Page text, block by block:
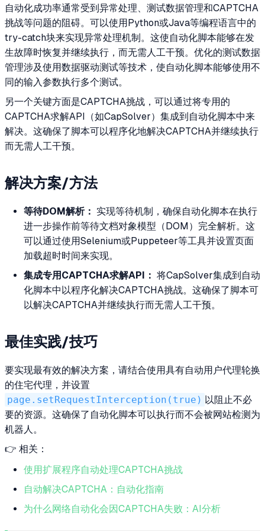
自动化成功率通常受到异常处理、测试数据管理和CAPTCHA
挑战等问题的阻碍。可以使用Python或Java等编程语言中的
try-catch块来实现异常处理机制。这使自动化脚本能够在发
生故障时恢复并继续执行，而无需人工干预。优化的测试数据
管理涉及使用数据驱动测试等技术，使自动化脚本能够使用不
同的输入参数执行多个测试。
另一个关键方面是CAPTCHA挑战，可以通过将专用的
CAPTCHA求解API（如CapSolver）集成到自动化脚本中来
解决。这确保了脚本可以程序化地解决CAPTCHA并继续执行
而无需人工干预。
解决方案/方法
等待DOM解析： 实现等待机制，确保自动化脚本在执行
进一步操作前等待文档对象模型（DOM）完全解析。这
可以通过使用Selenium或Puppeteer等工具并设置页面
加载超时时间来实现。
集成专用CAPTCHA求解API： 将CapSolver集成到自动
化脚本中以程序化解决CAPTCHA挑战。这确保了脚本可
以解决CAPTCHA并继续执行而无需人工干预。
最佳实践/技巧
要实现最有效的解决方案，请结合使用具有自动用户代理轮换
的住宅代理，并设置
page.setRequestInterception(true) 以阻止不必
要的资源。这确保了自动化脚本可以执行而不会被网站检测为
机器人。
👉 相关：
使用扩展程序自动处理CAPTCHA挑战
自动解决CAPTCHA：自动化指南
为什么网络自动化会因CAPTCHA失败：AI分析